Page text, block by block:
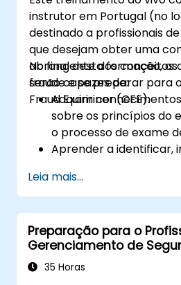
instrutor em Portugal (no
destinado a profissionais
que desejam obter uma
abrangente dos conceitos
fraude e se preparar para
Fraud Examiner (CFE).
No final desta formação,
serão capazes de:
Adquirir
sobre os princípios do
o processo de exame
Aprender a identificar,
fraude financeira.
Compreender o
relacionado com a
elementos jurídicos da
regulamentos
Adquirir competências
Leia mais...
Preparação para o
Gerenciamento de
Sistemas de Informação
35 Horas